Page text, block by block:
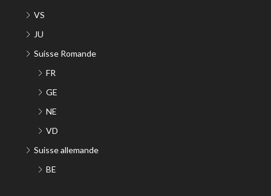
VS
JU
Suisse Romande
FR
GE
NE
VD
Suisse allemande
BE